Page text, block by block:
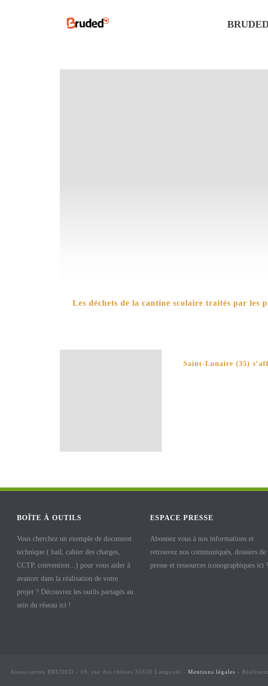
Les déchets de la cantine scolaire traités par les
Saint-Lunaire (35)
BOÎTE À OUTILS
Vous cherchez un exemple de document
technique ( bail, cahier des charges,
CCTP, convention...) pour vous aider à
avancer dans la réalisation de votre
projet ? Découvrez les outils partagés au
sein du réseau ici !
ESPACE PRESSE
Abonnez vous à nos informations et
retrouvez nos communiqués, dossiers de
presse et ressources iconographiques ici !
Asssociation BRUDED - 19, rue des chênes 35630 Langouët - Mentions légales -